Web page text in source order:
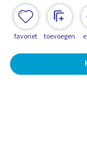
favoriet toevoegen